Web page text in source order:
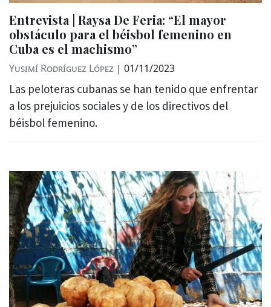
Entrevista | Raysa De Feria: “El mayor
obstáculo para el béisbol femenino en
Cuba es el machismo”
Yusimí Rodríguez López | 01/11/2023
Las peloteras cubanas se han tenido que enfrentar
a los prejuicios sociales y de los directivos del
béisbol femenino.